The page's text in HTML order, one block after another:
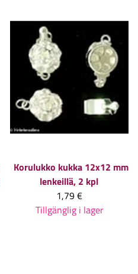
Korulukko kukka 12x12 mm
lenkeillä, 2 kpl
1,79 €
Tillgänglig i lager